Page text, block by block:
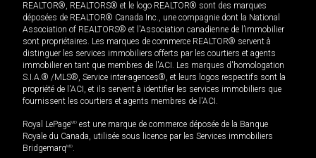
REALTOR®, REALTORS® et le logo REALTOR® sont des marques
déposées de REALTOR® Canada Inc., une compagnie dont la National
Association of REALTORS® et l'Association canadienne de l’immobilier
sont propriétaires. Les marques de commerce REALTOR® servent à
distinguer les services immobiliers offerts par les courtiers et agents
immobilier en tant que membres de l'ACI. Les marques d'homologation
S.I.A.® /MLS®, Service inter-agences®, et leurs logos respectifs sont la
propriété de l'ACI, et ils servent à identifier les services immobiliers que
fournissent les courtiers et agents membres de l'ACI.
Royal LePageMD est une marque de commerce déposée de la Banque
Royale du Canada, utilisée sous licence par les Services immobiliers
BridgemarqMD.